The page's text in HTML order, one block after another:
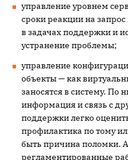
управление уровнем
сроки реакции на
в задачах поддержки и
устранение проблемы;
управление
объекты — как
заносятся в систему. По
информация и связь с
поддержки легко
профилактика по тому
быть причина поломки.
регламентированные